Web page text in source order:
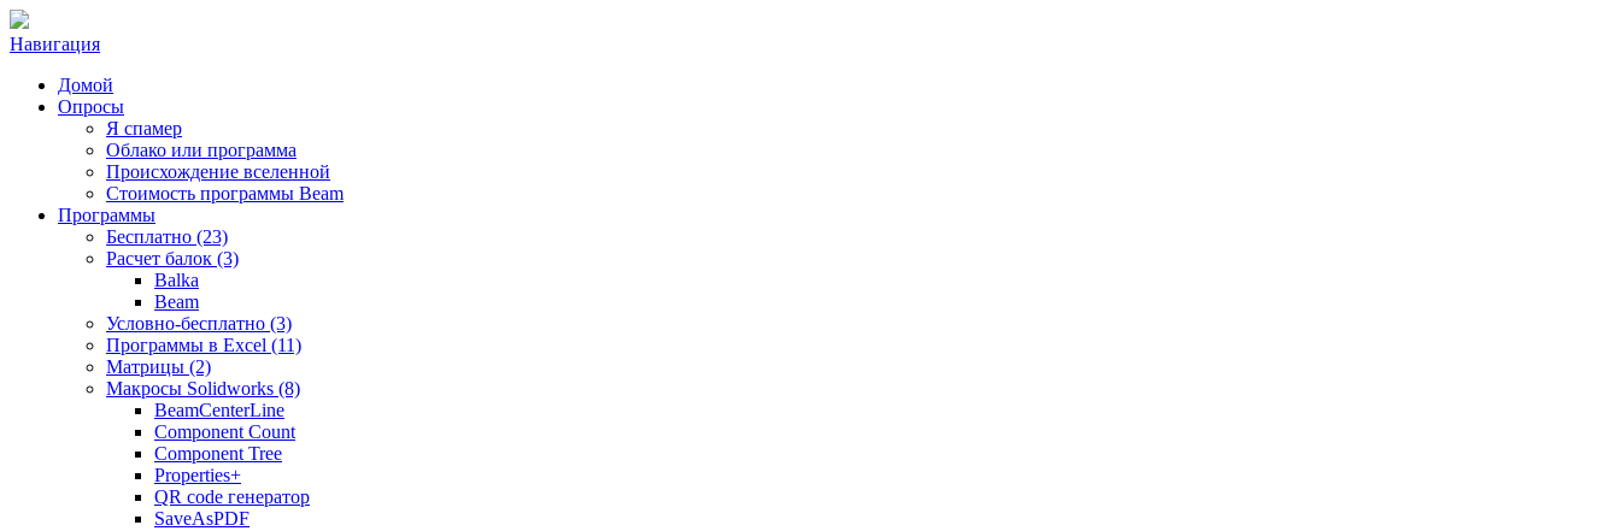
Навигация
Домой
Опросы
Я спамер
Облако или программа
Происхождение вселенной
Стоимость программы Beam
Программы
Бесплатно (23)
Расчет балок (3)
Balka
Beam
Условно-бесплатно (3)
Программы в Excel (11)
Матрицы (2)
Макросы Solidworks (8)
BeamCenterLine
Component Count
Component Tree
Properties+
QR code генератор
SaveAsPDF